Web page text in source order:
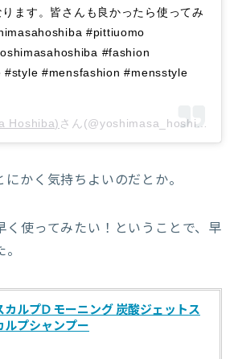
ます。皆さんも良かったら使ってみ
#pittiuomo
#fashion
#mensfashion #mensstyle
Hoshiba) さん(@yoshimasa_hoshiba)がシェアした投稿 –
かく気持ちよいのだとか。
く使ってみたい！ということで、早
カルプD モーニング 炭酸ジェットス
ルプシャンプー